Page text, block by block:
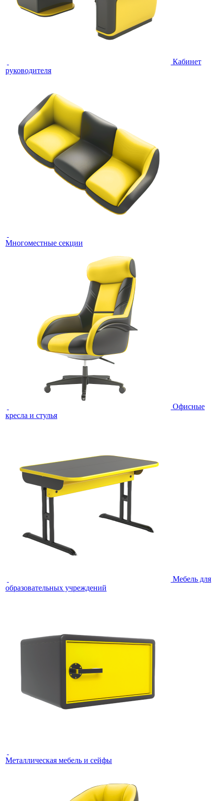
Кабинет
руководителя
Многоместные секции
Офисные
кресла и стулья
Мебель для
образовательных учреждений
Металлическая мебель и сейфы